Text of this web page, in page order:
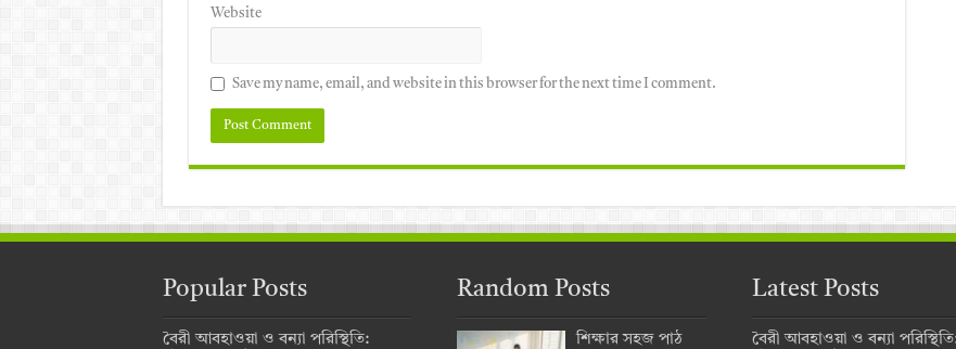
Website
Save my name, email, and website in this browser for the next time I comment.
Popular Posts
বৈরী আবহাওয়া ও বন্যা পরিস্থিতি:
Random Posts
শিক্ষার সহজ পাঠ
Latest Posts
বৈরী আবহাওয়া ও বন্যা